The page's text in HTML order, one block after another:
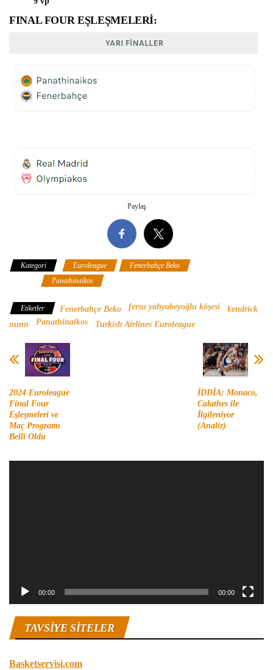
FINAL FOUR EŞLEŞMELERİ:
Paylaş
Kategori Euroleague Fenerbahçe Beko
Panathinaikos
Etiketler Fenerbahçe Beko fersu yahyabeyoğlu köşesi
kendrick
nunn
Panathinaikos Turkish Airlines Euroleague
2024 Euroleague
Final Four
Eşleşmeleri ve
Maç Programı
Belli Oldu
İDDİA: Monaco,
Calathes ile
İlgileniyor
(Analiz)
00:00 00:00
TAVSIYE SITELER
Basketservisi.com